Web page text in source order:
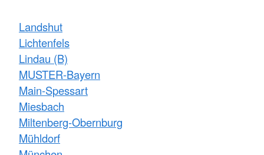
Landshut
Lichtenfels
Lindau (B)
MUSTER-Bayern
Main-Spessart
Miesbach
Miltenberg-Obernburg
Mühldorf